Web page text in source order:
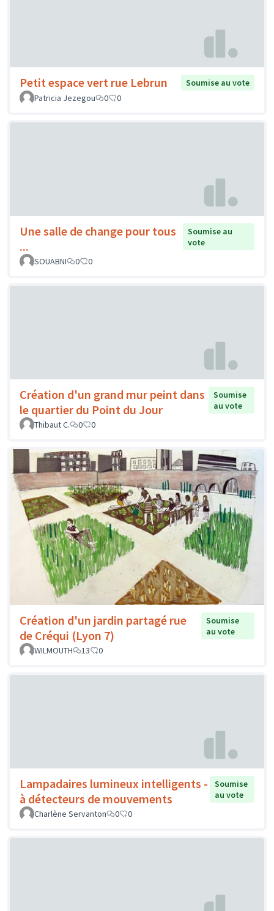
Petit espace vert rue Lebrun
Soumise au vote
Patricia Jezegou
0 0
Une salle de change pour tous
...
Soumise au
vote
SOUABNI
0 0
Création d'un grand mur peint dans
le quartier du Point du Jour
Soumise
au vote
Thibaut C.
0 0
Création d'un jardin partagé rue
de Créqui (Lyon 7)
Soumise
au vote
WILMOUTH
13 0
Lampadaires lumineux intelligents -
à détecteurs de mouvements
Soumise
au vote
Charlène Servanton
0 0